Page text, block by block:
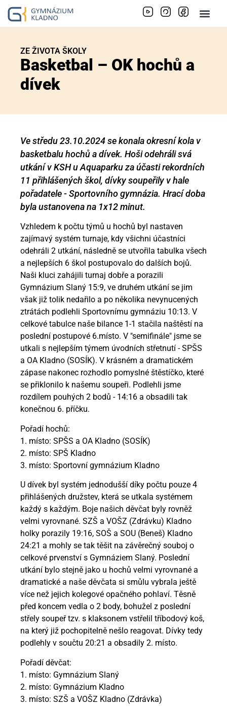
ZE ŽIVOTA ŠKOLY
Basketbal – OK hochů a
dívek
Ve středu 23.10.2024 se konala okresní kola v
basketbalu hochů a dívek. Hoši odehráli svá
utkání v KSH u Aquaparku za účasti rekordních
11 přihlášených škol, dívky soupeřily v hale
pořadatele - Sportovního gymnázia. Hrací doba
byla ustanovena na 1x12 minut.
Vzhledem k počtu týmů u hochů byl nastaven
zajímavý systém turnaje, kdy všichni účastníci
odehráli 2 utkání, následně se utvořila tabulka všech
a nejlepších 6 škol postupovalo do dalších bojů.
Naši kluci zahájili turnaj dobře a porazili
Gymnázium Slaný 15:9, ve druhém utkání se jim
však již tolik nedařilo a po několika nevynucených
ztrátách podlehli Sportovnímu gymnáziu 10:13. V
celkové tabulce naše bilance 1-1 stačila naštěstí na
poslední postupové 6.místo. V "semifinále" jsme se
utkali s nejlepším týmem úvodních střetnutí - SPŠS
a OA Kladno (SOSÍK). V krásném a dramatickém
zápase nakonec rozhodlo pomyslné štěstíčko, které
se přiklonilo k našemu soupeři. Podlehli jsme
rozdílem pouhých 2 bodů - 14:16 a obsadili tak
konečnou 6. příčku.
Pořadí hochů:
1. místo: SPŠS a OA Kladno (SOSÍK)
2. místo: SPŠ Kladno
3. místo: Sportovní gymnázium Kladno
U dívek byl systém jednodušší díky počtu pouze 4
přihlášených družstev, která se utkala systémem
každý s každým. Boje našich děvčat byly rovněž
velmi vyrovnané. SZŠ a VOŠZ (Zdrávku) Kladno
holky porazily 19:16, SOŠ a SOU (Beneš) Kladno
24:21 a mohly se tak těšit na závěrečný souboj o
celkové prvenství s Gymnáziem Slaný. Poslední
utkání bylo stejně jako u hochů velmi vyrovnané a
dramatické a naše děvčata si smůlu vybrala ještě
více než jejich kolegové opačného pohlaví. Těsně
před koncem vedla o 2 body, bohužel z poslední
střely soupeř tzv. s klaksonem vstřelil tříbodový koš,
na který již pochopitelně nešlo reagovat. Dívky tedy
podlehly v součtu 20:21 a obsadily 2. místo.
Pořadí děvčat:
1. místo: Gymnázium Slaný
2. místo: Gymnázium Kladno
3. místo: SZŠ a VOŠZ Kladno (Zdrávka)